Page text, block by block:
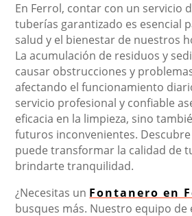
En Ferrol, contar con un servicio
tuberías garantizado es esencial
salud y el bienestar de nuestros
La acumulación de residuos y
causar obstrucciones y
afectando el funcionamiento
servicio profesional y confiable
eficacia en la limpieza, sino
futuros inconvenientes.
puede transformar la calidad de
brindarte tranquilidad.
¿Necesitas un Fontanero en
busques más. Nuestro equipo de